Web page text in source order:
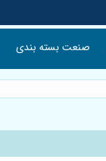
صنعت بسته بندی